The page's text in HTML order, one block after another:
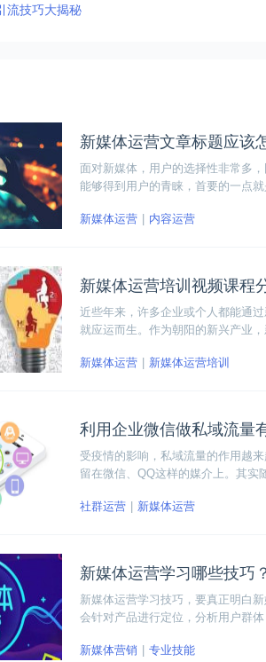
流技巧大揭秘
新媒体运营文章标题应该
面对新媒体，用户的选择性非常多
能够得到用户的青睐，首要的一点
新媒体运营
内容运营
新媒体运营培训视频课程
近些年来，许多企业或个人都能通
就应运而生。作为朝阳的新兴产业
新媒体运营
新媒体运营培训
利用企业微信做私域流量
受疫情的影响，私域流量的作用越
留在微信、QQ这样的媒介上。其实
势。
社群运营 新媒体运营
新媒体运营学习哪些技巧
新媒体运营学习技巧，要真正明白
会针对产品进行定位，分析用户群
新媒体营销
专业技能